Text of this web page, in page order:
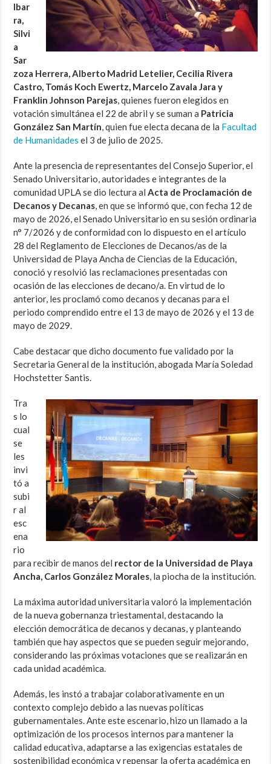
Ibar
ra,
Silvi
a
Sar
zoza Herrera, Alberto Madrid Letelier, Cecilia Rivera
Castro, Tomás Koch Ewertz, Marcelo Zavala Jara y
Franklin Johnson Parejas, quienes fueron elegidos en
votación simultánea el 22 de abril y se suman a Patricia
González San Martín, quien fue electa decana de la Facultad
de Humanidades el 3 de julio de 2025.
Ante la presencia de representantes del Consejo Superior, el
Senado Universitario, autoridades e integrantes de la
comunidad UPLA se dio lectura alActa de Proclamación de
Decanos y Decanas, en que se informó que, con fecha 12 de
mayo de 2026, el Senado Universitario en su sesión ordinaria
n° 7/2026 y de conformidad con lo dispuesto en el artículo
28 del Reglamento de Elecciones de Decanos/as de la
Universidad de Playa Ancha de Ciencias de la Educación,
conoció y resolvió las reclamaciones presentadas con
ocasión de las elecciones de decano/a. En virtud de lo
anterior, les proclamó como decanos y decanas para el
periodo comprendido entre el 13 de mayo de 2026 y el 13 de
mayo de 2029.
Cabe destacar que dicho documento fue validado por la
Secretaria General de la institución, abogada María Soledad
Hochstetter Santis.
Tra
s lo
cual
se
les
invi
tó a
subi
r al
esc
ena
rio
para recibir de manos del rector de la Universidad de Playa
Ancha, Carlos González Morales, la piocha de la institución.
La máxima autoridad universitaria valoró la implementación
de la nueva gobernanza triestamental, destacando la
elección democrática de decanos y decanas, y planteando
también que hay aspectos que se pueden seguir mejorando,
considerando las próximas votaciones que se realizarán en
cada unidad académica.
Además, les instó a trabajar colaborativamente en un
contexto complejo debido a las nuevas políticas
gubernamentales. Ante este escenario, hizo un llamado a la
optimización de los procesos internos para mantener la
calidad educativa, adaptarse a las exigencias estatales de
sostenibilidad económica y repensar la oferta académica en